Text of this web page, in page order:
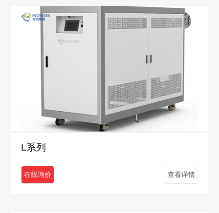
L系列
在线询价 查看详情